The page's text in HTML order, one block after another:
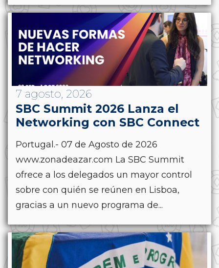
7 agosto, 2026
SBC Summit 2026 Lanza el
Networking con SBC Connect
Portugal.- 07 de Agosto de 2026
www.zonadeazar.com La SBC Summit
ofrece a los delegados un mayor control
sobre con quién se reúnen en Lisboa,
gracias a un nuevo programa de...